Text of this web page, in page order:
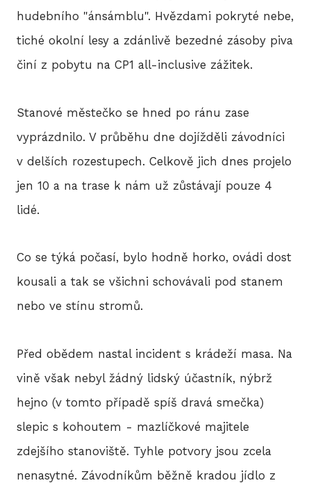
hudebního "ánsámblu". Hvězdami pokryté nebe,
tiché okolní lesy a zdánlivě bezedné zásoby piva
činí z pobytu na CP1 all-inclusive zážitek.
Stanové městečko se hned po ránu zase
vyprázdnilo. V průběhu dne dojížděli závodníci
v delších rozestupech. Celkově jich dnes projelo
jen 10 a na trase k nám už zůstávají pouze 4
lidé.
Co se týká počasí, bylo hodně horko, ovádi dost
kousali a tak se všichni schovávali pod stanem
nebo ve stínu stromů.
Před obědem nastal incident s krádeží masa. Na
vině však nebyl žádný lidský účastník, nýbrž
hejno (v tomto případě spíš dravá smečka)
slepic s kohoutem - mazlíčkové majitele
zdejšího stanoviště. Tyhle potvory jsou zcela
nenasytné. Závodníkům běžně kradou jídlo z